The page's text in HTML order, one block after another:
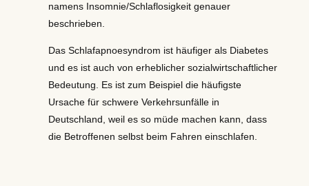
namens Insomnie/Schlaflosigkeit genauer
beschrieben.
Das Schlafapnoesyndrom ist häufiger als Diabetes
und es ist auch von erheblicher sozialwirtschaftlicher
Bedeutung. Es ist zum Beispiel die häufigste
Ursache für schwere Verkehrsunfälle in
Deutschland, weil es so müde machen kann, dass
die Betroffenen selbst beim Fahren einschlafen.